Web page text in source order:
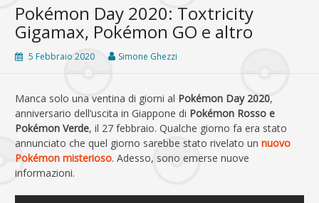
Pokémon Day 2020: Toxtricity
Gigamax, Pokémon GO e altro
5 Febbraio 2020 Simone Ghezzi
Manca solo una ventina di giorni al Pokémon Day 2020,
anniversario dell’uscita in Giappone di Pokémon Rosso e
Pokémon Verde, il 27 febbraio. Qualche giorno fa era stato
annunciato che quel giorno sarebbe stato rivelato un nuovo
Pokémon misterioso. Adesso, sono emerse nuove
informazioni.